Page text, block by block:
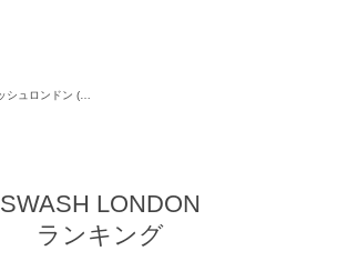
SWASH LONDON
ランキング